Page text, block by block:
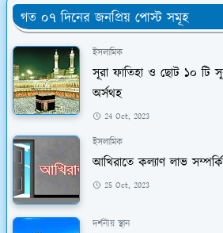
গত ০৭ দিনের জনপ্রিয় পোস্ট সমূহ
ইসলামিক
সূরা ফাতিহা ও ছোট ১০ টি
অর্সথহ
24 Oct, 2023
ইসলামিক
আখিরাতে কল্যাণ লাভ
25 Oct, 2023
দর্শনীয় স্থান